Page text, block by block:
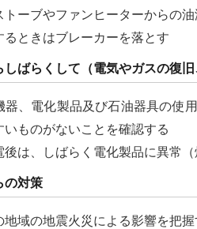
トーブやファンヒーターからの
るときはブレーカーを落とす
しばらくして（電気やガスの復
器、電化製品及び石油器具の使
いものがないことを確認する
後は、しばらく電化製品に異常
の対策
地域の地震火災による影響を把握